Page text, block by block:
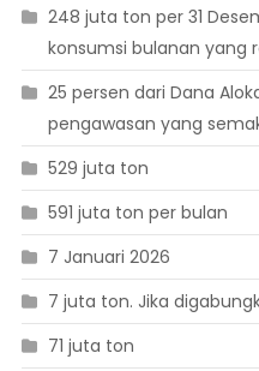
248 juta ton per 31
konsumsi bulanan yang
25 persen dari Dana
pengawasan yang
529 juta ton
591 juta ton per bulan
7 Januari 2026
7 juta ton. Jika
71 juta ton